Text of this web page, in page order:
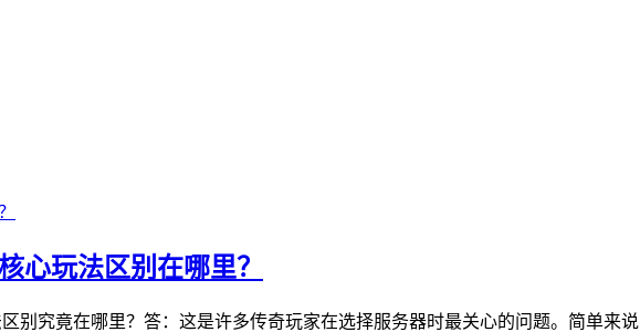
心玩法区别在哪里？
别究竟在哪里？答：这是许多传奇玩家在选择服务器时最关心的问题。简单来